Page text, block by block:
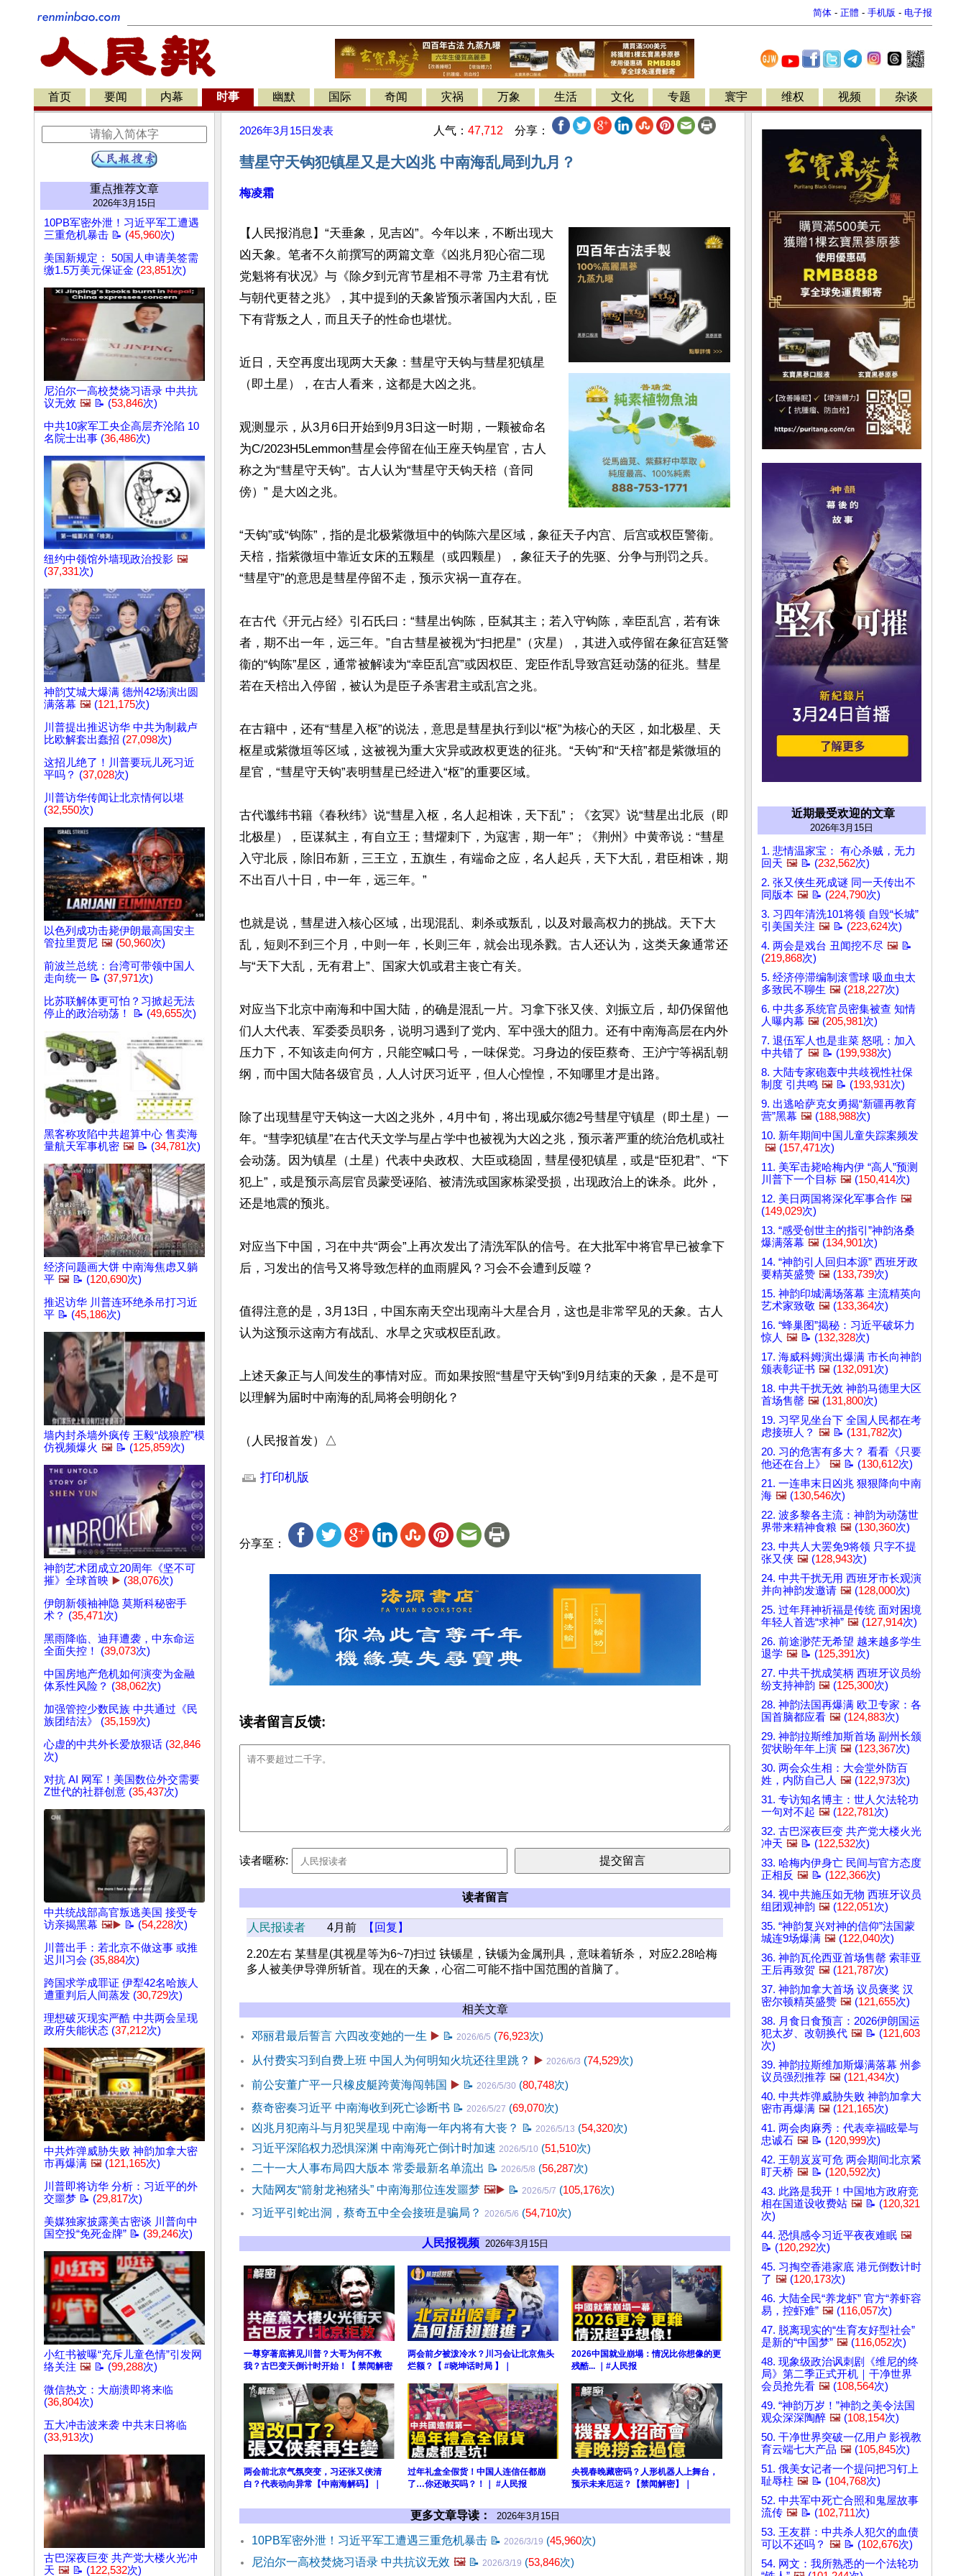
简体 - 正體 - 手机版 - 电子报
首页 要闻 内幕 时事 幽默 国际 奇闻 灾祸 万象 生活 文化 专题 寰宇 维权 视频 杂谈
重点推荐文章
2026年3月15日
10PB军密外泄！习近平军工遭遇
三重危机暴击 📝 (45,960次)
美国新规定： 50国人申请美签需
缴1.5万美元保证金 (23,851次)
尼泊尔一高校焚烧习语录 中共抗
议无效 🖼️ 📝 (53,846次)
中共10家军工央企高层齐沦陷 10
名院士出事 (36,486次)
纽约中领馆外墙现政治投影 🖼️
(37,331次)
神韵艾城大爆满 德州42场演出圆
满落幕 🖼️ (121,175次)
川普提出推迟访华 中共为制裁卢
比欧解套出蠢招 (27,098次)
这招儿绝了！川普要玩儿死习近
平吗？ (37,028次)
川普访华传闻让北京情何以堪
(32,550次)
以色列成功击毙伊朗最高国安主
管拉里贾尼 🖼️ (50,960次)
前波兰总统：台湾可带领中国人
走向统一 📝 (37,971次)
比苏联解体更可怕？习掀起无法
停止的政治动荡！ 📝 (49,655次)
黑客称攻陷中共超算中心 售卖海
量航天军事机密 🖼️ 📝 (34,781次)
经济问题画大饼 中南海焦虑又躺
平 🖼️ 📝 (120,690次)
推迟访华 川普连环绝杀吊打习近
平 📝 (45,186次)
墙内封杀墙外疯传 王毅“战狼腔”模
仿视频爆火 🖼️ 📝 (125,859次)
神韵艺术团成立20周年《坚不可
摧》全球首映 ▶️ (38,076次)
伊朗新领袖神隐 莫斯科秘密手
术？ (35,471次)
黑雨降临、迪拜遭袭，中东命运
全面失控！ (39,073次)
中国房地产危机如何演变为金融
体系性风险？ (38,062次)
加强管控少数民族 中共通过《民
族团结法》 (35,159次)
心虚的中共外长爱放狠话 (32,846
次)
对抗 AI 网军！美国数位外交需要
Z世代的社群创意 (35,437次)
中共统战部高官叛逃美国 接受专
访亲揭黑幕 🖼️▶️ 📝 (54,228次)
川普出手：若北京不做这事 或推
迟川习会 (35,884次)
跨国求学成罪证 伊犁42名哈族人
遭重判后人间蒸发 (30,729次)
理想破灭现实严酷 中共两会呈现
政府失能状态 (37,212次)
中共炸弹威胁失败 神韵加拿大密
市再爆满 🖼️ (121,165次)
川普即将访华 分析：习近平的外
交噩梦 📝 (29,817次)
美媒独家披露美古密谈 川普向中
国空投“免死金牌” 📝 (39,246次)
小红书被曝“充斥儿童色情”引发网
络关注 🖼️ 📝 (99,288次)
微信热文：大崩溃即将来临
(36,804次)
五大冲击波来袭 中共末日将临
(33,913次)
古巴深夜巨变 共产党大楼火光冲
天 🖼️ 📝 (122,532次)
2026年3月15日 发表 人气： 47,712 分享：
彗星守天钩犯镇星又是大凶兆 中南海乱局到九月？
梅凌霜
【人民报消息】“天垂象，见吉凶”。今年以来，不断出现大
凶天象。笔者不久前撰写的两篇文章《凶兆月犯心宿二现
党魁将有状况》与《除夕到元宵节星相不寻常 乃主君有忧
与朝代更替之兆》，其中提到的天象皆预示著国内大乱，臣
下有背叛之人，而且天子的性命也堪忧。
近日，天空再度出现两大天象：彗星守天钩与彗星犯镇星
（即土星），在古人看来，这都是大凶之兆。
观测显示，从3月6日开始到9月3日这一时期，一颗被命名
为C/2023H5Lemmon彗星会停留在仙王座天钩星官，古人
称之为“彗星守天钩”。古人认为“彗星守天钩天棓（音同
傍）” 是大凶之兆。
“天钩”或“钩陈”，指的是北极紫微垣中的钩陈六星区域，象征天子内宫、后宫或权臣警衞。
天棓，指紫微垣中靠近女床的五颗星（或四颗星），象征天子的先驱、分争与刑罚之兵。
“彗星守”的意思是彗星停留不走，预示灾祸一直存在。
在古代《开元占经》引石氏曰：“彗星出钩陈，臣弑其主；若入守钩陈，幸臣乱宫，若有诛
者，期不出一年，远三年。”自古彗星被视为“扫把星”（灾星），其进入或停留在象征宫廷警
衞的“钩陈”星区，通常被解读为“幸臣乱宫”或因权臣、宠臣作乱导致宫廷动荡的征兆。彗星
若在天棓出入停留，被认为是臣子杀害君主或乱宫之兆。
在古籍中，还有“彗星入枢”的说法，意思是彗星执行到以“枢”为核心的天区，如北极星、天
枢星或紫微垣等区域，这被视为重大灾异或政权更迭的征兆。“天钩”和“天棓”都是紫微垣的
星官，“彗星守天钩”表明彗星已经进入“枢”的重要区域。
古代谶纬书籍《春秋纬》说“彗星入枢，名人起相诛，天下乱”；《玄冥》说“彗星出北辰（即
北极星），臣谋弑主，有自立王；彗燿刺下，为寇害，期一年”；《荆州》中黄帝说：“彗星
入守北辰，除旧布新，三王立，五旗生，有端命之应，名人起兵，天下大乱，君臣相诛，期
不出百八十日，中一年，远三年。”
也就是说，彗星进入核心区域，出现混乱、刺杀或叛乱，以及对最高权力的挑战。天下大
乱，短则不到三个月，中则一年，长则三年，就会出现杀戮。古人还认为，这类天象通常还
与“天下大乱，无有君上”、国家大饥或君主丧亡有关。
对应当下北京中南海和中国大陆，的确是混乱一片。习拿下张又侠、刘振立后，却仍保留他
们人大代表、军委委员职务，说明习遇到了党内、军中强大的阻力。还有中南海高层在内外
压力下，不知该走向何方，只能空喊口号，一味保党。习身边的佞臣蔡奇、王沪宁等祸乱朝
纲，而中国大陆各级官员，人人讨厌习近平，但人心惶惶，不知哪里才是出路。
除了出现彗星守天钩这一大凶之兆外，4月中旬，将出现威尔德2号彗星守镇星（即土星）一
年。“彗孛犯镇星”在古代天文学与星占学中也被视为大凶之兆，预示著严重的统治危机或社
会动荡。因为镇星（土星）代表中央政权、大臣或稳固，彗星侵犯镇星，或是“臣犯君”、“下
犯上”，或是预示高层官员蒙受诬陷、被清洗或国家栋梁受损，出现政治上的诛杀。此外，
还是地震的预兆。
对应当下中国，习在中共“两会”上再次发出了清洗军队的信号。在大批军中将官早已被拿下
后，习发出的信号又将导致怎样的血雨腥风？习会不会遭到反噬？
值得注意的是，3月13日，中国东南天空出现南斗大星合月，这也是非常罕见的天象。古人
认为这预示这南方有战乱、水旱之灾或权臣乱政。
上述天象正与人间发生的事情对应。而如果按照“彗星守天钩”到9月结束的天象，是不是可
以理解为届时中南海的乱局将会明朗化？
（人民报首发）△
打印机版
分享至：
读者留言反馈:
读者暱称:
读者留言
人民报读者 4月前 【回复】
2.20左右 某彗星(其视星等为6~7)扫过 𫓧锧星，𫓧锧为金属刑具，意味着斩杀， 对应2.28哈梅
多人被美伊导弹所斩首。现在的天象，心宿二可能不指中国范围的首脑了。
相关文章
邓丽君最后誓言 六四改变她的一生 ▶️ 📝 2026/6/5 (76,923次)
从付费实习到自费上班 中国人为何明知火坑还往里跳？ ▶️ 2026/6/3 (74,529次)
前公安董广平一只橡皮艇跨黄海闯韩国 ▶️ 📝 2026/5/30 (80,748次)
蔡奇密奏习近平 中南海收到死亡诊断书 📝 2026/5/27 (69,070次)
凶兆月犯南斗与月犯哭星现 中南海一年内将有大丧？ 📝 2026/5/13 (54,320次)
习近平深陷权力恐惧深渊 中南海死亡倒计时加速 2026/5/10 (51,510次)
二十一大人事布局四大版本 常委最新名单流出 📝 2026/5/8 (56,287次)
大陆网友“箭射龙袍猪头” 中南海那位连发噩梦 🖼️▶️ 📝 2026/5/7 (105,176次)
习近平引蛇出洞，蔡奇五中全会接班是骗局？ 2026/5/6 (54,710次)
人民报视频 2026年3月15日
一尊穿著底裤见川普？大哥为何不救
我？古巴变天倒计时开始！【 禁闻解密
两会前夕被泼冷水？川习会让北京焦头
烂额？【 #晓坤话时局 】｜
2026中国就业崩塌：情况比你想像的更
残酷... ｜#人民报
两会前北京气氛突变，习还张又侠清
白？代表动向异常【中南海解码】｜
过年礼盒全假货！中国人连信任都崩
了…你还敢买吗？！｜ #人民报
央视春晚藏密码？人形机器人上舞台，
预示未来厄运？【禁闻解密】｜
更多文章导读： 2026年3月15日
10PB军密外泄！习近平军工遭遇三重危机暴击 📝 2026/3/19 (45,960次)
尼泊尔一高校焚烧习语录 中共抗议无效 🖼️ 📝 2026/3/19 (53,846次)
近期最受欢迎的文章
2026年3月15日
1. 悲情温家宝： 有心杀贼，无力
回天 🖼️ 📝 (232,562次)
2. 张又侠生死成谜 同一天传出不
同版本 🖼️ 📝 (224,790次)
3. 习四年清洗101将领 自毁“长城”
引美国关注 🖼️ 📝 (223,624次)
4. 两会是戏台 丑闻挖不尽 🖼️ 📝
(219,868次)
5. 经济停滞编制滚雪球 吸血虫太
多致民不聊生 🖼️ (218,227次)
6. 中共多系统官员密集被查 知情
人曝内幕 🖼️ (205,981次)
7. 退伍军人也是韭菜 怒吼：加入
中共错了 🖼️ 📝 (199,938次)
8. 大陆专家砲轰中共歧视性社保
制度 引共鸣 🖼️ 📝 (193,931次)
9. 出逃哈萨克女勇揭“新疆再教育
营”黑幕 🖼️ (188,988次)
10. 新年期间中国儿童失踪案频发
🖼️ (157,471次)
11. 美军击毙哈梅内伊 “高人”预测
川普下一个目标 🖼️ (150,414次)
12. 美日两国将深化军事合作 🖼️
(149,029次)
13. “感受创世主的指引”神韵洛桑
爆满落幕 🖼️ (134,901次)
14. “神韵引人回归本源” 西班牙政
要精英盛赞 🖼️ (133,739次)
15. 神韵印城满场落幕 主流精英向
艺术家致敬 🖼️ (133,364次)
16. “蜂巢图”揭秘：习近平破坏力
惊人 🖼️ 📝 (132,328次)
17. 海威科姆演出爆满 市长向神韵
颁表彰证书 🖼️ (132,091次)
18. 中共干扰无效 神韵马德里大区
首场售罄 🖼️ (131,800次)
19. 习罕见坐台下 全国人民都在考
虑接班人？ 🖼️ 📝 (131,782次)
20. 习的危害有多大？ 看看《只要
他还在台上》
🖼️ 📝 (130,612次)
21. 一连串末日凶兆 狠狠降向中南
海 🖼️ (130,546次)
22. 波多黎各主流：神韵为动荡世
界带来精神食粮 🖼️ (130,360次)
23. 中共人大罢免9将领 只字不提
张又侠 🖼️ (128,943次)
24. 中共干扰无用 西班牙市长观演
并向神韵发邀请 🖼️ (128,000次)
25. 过年拜神祈福是传统 面对困境
年轻人首选“求神” 🖼️ (127,914次)
26. 前途渺茫无希望 越来越多学生
退学 🖼️ 📝 (125,391次)
27. 中共干扰成笑柄 西班牙议员纷
纷支持神韵 🖼️ (125,300次)
28. 神韵法国再爆满 欧卫专家：各
国首脑都应看 🖼️ (124,883次)
29. 神韵拉斯维加斯首场 副州长颁
贺状盼年年上演 🖼️ (123,367次)
30. 两会众生相：大会堂外防百
姓，内防自己人 🖼️ (122,973次)
31. 专访知名博主：世人欠法轮功
一句对不起 🖼️ (122,781次)
32. 古巴深夜巨变 共产党大楼火光
冲天 🖼️ 📝 (122,532次)
33. 哈梅内伊身亡 民间与官方态度
正相反 🖼️ 📝 (122,366次)
34. 视中共施压如无物 西班牙议员
组团观神韵 🖼️ (122,051次)
35. “神韵复兴对神的信仰”法国蒙
城连9场爆满 🖼️ (122,040次)
36. 神韵瓦伦西亚首场售罄 索菲亚
王后再致贺 🖼️ (121,787次)
37. 神韵加拿大首场 议员褒奖 汉
密尔顿精英盛赞 🖼️ (121,655次)
38. 月食日食预言：2026伊朗国运
犯太岁、改朝换代 🖼️ 📝 (121,603
次)
39. 神韵拉斯维加斯爆满落幕 州参
议员强烈推荐 🖼️ (121,434次)
40. 中共炸弹威胁失败 神韵加拿大
密市再爆满 🖼️ (121,165次)
41. 两会肉麻秀：代表幸福眩晕与
忠诚石 🖼️ 📝 (120,999次)
42. 王朝岌岌可危 两会期间北京紧
盯天桥 🖼️ 📝 (120,592次)
43. 此路是我开！中国地方政府竞
相在国道设收费站 🖼️ 📝 (120,321
次)
44. 恐惧感令习近平夜夜难眠 🖼️
📝 (120,292次)
45. 习掏空香港家底 港元倒数计时
了 🖼️ (120,173次)
46. 大陆全民“养龙虾” 官方“养虾容
易，控虾难” 🖼️ (116,057次)
47. 脱离现实的“生育友好型社会”
是新的“中国梦” 🖼️ (116,052次)
48. 现象级政治讽刺剧《维尼的终
局》第二季正式开机｜干净世界
会员抢先看 🖼️ (108,564次)
49. “神韵万岁！”神韵之美令法国
观众深深陶醉 🖼️ (108,154次)
50. 干净世界突破一亿用户 影视教
育云端七大产品 🖼️ (105,845次)
51. 俄美女记者一个提问把习钉上
耻辱柱 🖼️ 📝 (104,768次)
52. 中共军中死亡合照和鬼屋故事
流传 🖼️ 📝 (102,711次)
53. 王友群：中共杀人犯欠的血债
可以不还吗？ 🖼️ 📝 (102,676次)
54. 网文：我所熟悉的一个法轮功